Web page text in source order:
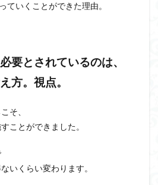
ていくことができた理由。
要とされているのは、
方。視点。
そ、
ことができました。
いくらい変わります。